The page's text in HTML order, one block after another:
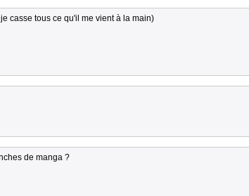
casse tous ce qu'il me vient à la main)
de manga ?